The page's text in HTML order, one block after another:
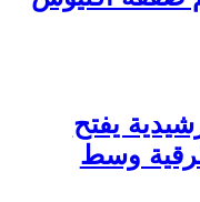
يفتح
وسط